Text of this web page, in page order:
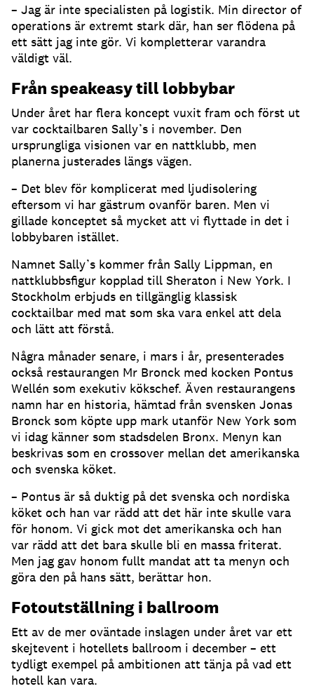
– Jag är inte specialisten på logistik. Min director of
operations är extremt stark där, han ser flödena på
ett sätt jag inte gör. Vi kompletterar varandra
väldigt väl.
Från speakeasy till lobbybar
Under året har flera koncept vuxit fram och först ut
var cocktailbaren Sally’s i november. Den
ursprungliga visionen var en nattklubb, men
planerna justerades längs vägen.
– Det blev för komplicerat med ljudisolering
eftersom vi har gästrum ovanför baren. Men vi
gillade konceptet så mycket att vi flyttade in det i
lobbybaren istället.
Namnet Sally’s kommer från Sally Lippman, en
nattklubbsfigur kopplad till Sheraton i New York. I
Stockholm erbjuds en tillgänglig klassisk
cocktailbar med mat som ska vara enkel att dela
och lätt att förstå.
Några månader senare, i mars i år, presenterades
också restaurangen Mr Bronck med kocken Pontus
Wellén som exekutiv kökschef. Även restaurangens
namn har en historia, hämtad från svensken Jonas
Bronck som köpte upp mark utanför New York som
vi idag känner som stadsdelen Bronx. Menyn kan
beskrivas som en crossover mellan det amerikanska
och svenska köket.
– Pontus är så duktig på det svenska och nordiska
köket och han var rädd att det här inte skulle vara
för honom. Vi gick mot det amerikanska och han
var rädd att det bara skulle bli en massa friterat.
Men jag gav honom fullt mandat att ta menyn och
göra den på hans sätt, berättar hon.
Fotoutställning i ballroom
Ett av de mer oväntade inslagen under året var ett
skejtevent i hotellets ballroom i december – ett
tydligt exempel på ambitionen att tänja på vad ett
hotell kan vara.